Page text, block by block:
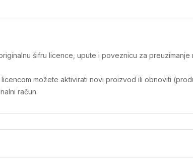
šifru licence, upute i poveznicu za
možete aktivirati novi proizvod ili obnoviti
račun.